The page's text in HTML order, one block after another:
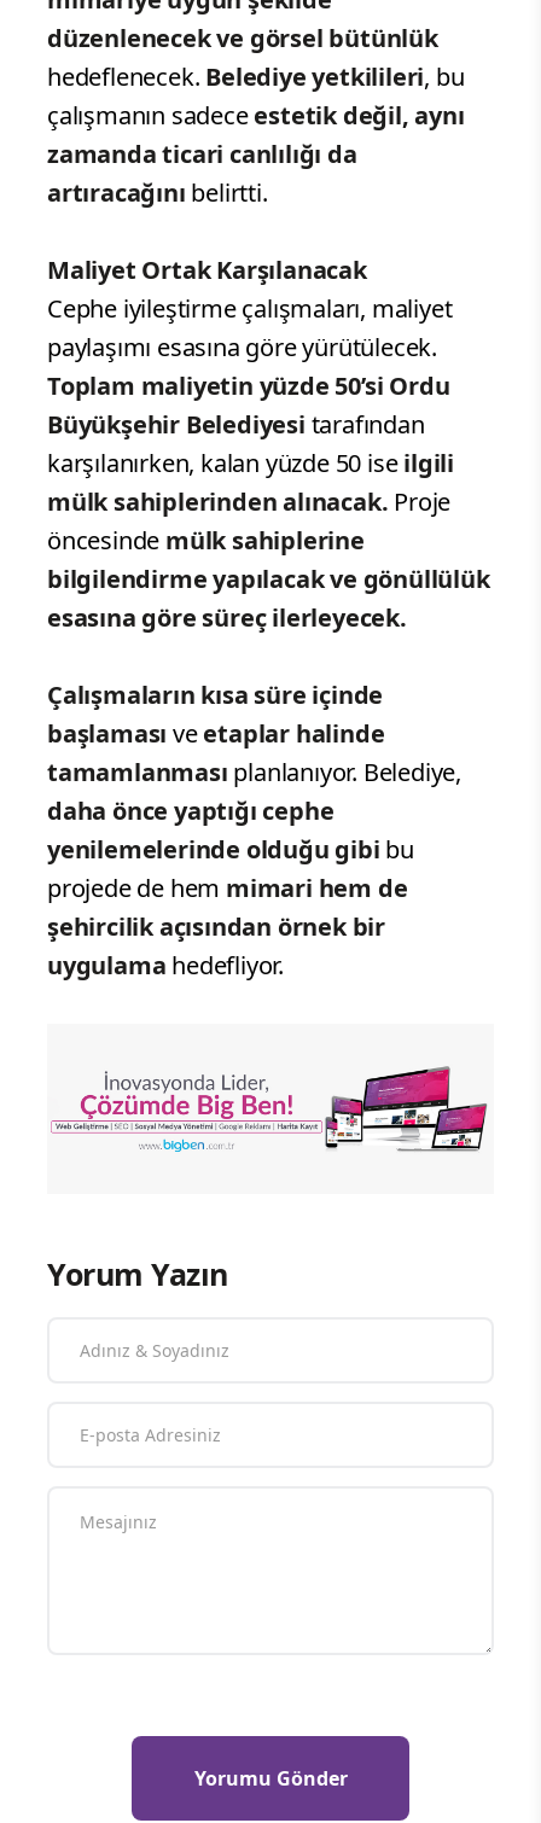
düzenlenecek ve görsel bütünlük
hedeflenecek. Belediye yetkilileri, bu
çalışmanın sadeceestetik değil, aynı
zamanda ticari canlılığı da
artıracağını belirtti.
Maliyet Ortak Karşılanacak
Cephe iyileştirme çalışmaları, maliyet
paylaşımı esasına göre yürütülecek.
Toplam maliyetin yüzde 50’si Ordu
Büyükşehir Belediyesi tarafından
karşılanırken, kalan yüzde 50 iseilgili
mülk sahiplerinden alınacak. Proje
öncesinde mülk sahiplerine
bilgilendirme yapılacak ve gönüllülük
esasına göre süreç ilerleyecek.
Çalışmaların kısa süre içinde
başlamasıveetaplar halinde
tamamlanması planlanıyor. Belediye,
daha önce yaptığı cephe
yenilemelerinde olduğu gibi bu
projede de hem mimari hem de
şehircilik açısından örnek bir
uygulama hedefliyor.
Yorum Yazın